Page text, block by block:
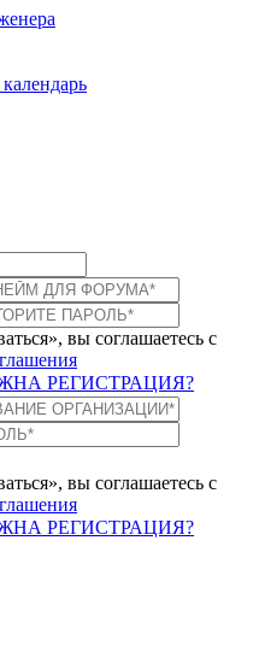
вы соглашаетесь с
РЕГИСТРАЦИЯ?
вы соглашаетесь с
РЕГИСТРАЦИЯ?